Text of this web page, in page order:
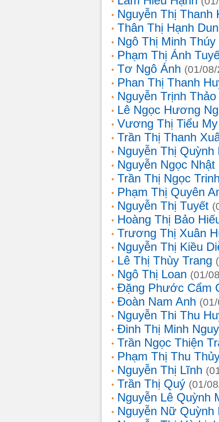
Nguyễn Thị Thanh
Thân Thị Hạnh
Ngô Thị Minh Thúy
Phạm Thị Ánh
Tơ Ngô Ánh (01/
Phan Thị Thanh
Nguyễn Trịnh
Lê Ngọc Hương
Vương Thị Tiểu My
Trần Thị Thanh
Nguyễn Thị Quỳnh
Nguyễn Ngọc Nhật
Trần Thị Ngọc
Phạm Thị Quyên
Nguyễn Thị Tuyết
Hoàng Thị Bảo
Trương Thị Xuân
Nguyễn Thị Kiều
Lê Thị Thùy Trang
Ngô Thị Loan (01/
Đặng Phước Cẩm
Đoàn Nam Anh
Nguyễn Thi Thu
Đinh Thị Minh
Trần Ngọc Thiện
Phạm Thị Thu
Nguyễn Thị Lĩnh
Trần Thị Quý (01/
Nguyễn Lê Quỳnh
Nguyễn Nữ